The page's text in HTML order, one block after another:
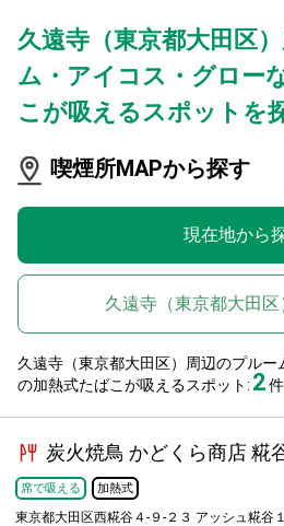
久遠寺（東京都大田区
ム・アイコス・グロー
こが吸えるスポットを
喫煙所MAPから探す
現在地から
久遠寺（東京都大田
久遠寺（東京都大田区）周辺のプル
の加熱式たばこが吸えるスポット: 2件
炭火焼鳥 かどくら商店 糀
席で吸える 加熱式
東京都大田区西糀谷４-９-２３ アッシュ糀谷​